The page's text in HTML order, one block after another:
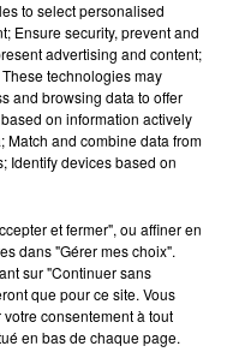
to select personalised
Ensure security, prevent and
advertising and content;
technologies may
and browsing data to offer
on information actively
and combine data from
Identify devices based on
et fermer", ou affiner en
dans "Gérer mes choix".
sur "Continuer sans
que pour ce site. Vous
consentement à tout
en bas de chaque page.